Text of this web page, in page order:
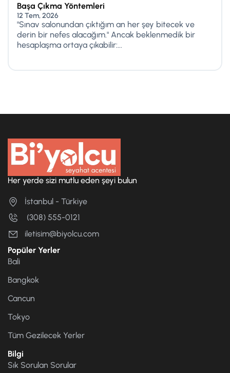
Başa Çıkma Yöntemleri
12 Tem, 2026
"Sınav salonundan çıktığım an her şey bitecek ve
derin bir nefes alacağım." Ancak beklenmedik bir
hesaplaşma ortaya çıkabilir:...
Her yerde sizi mutlu eden şeyi bulun
İstanbul - Türkiye
(308) 555-0121
iletisim@biyolcu.com
Popüler Yerler
Bali
Bangkok
Cancun
Tokyo
Tüm Gezilecek Yerler
Bilgi
Sık Sorulan Sorular